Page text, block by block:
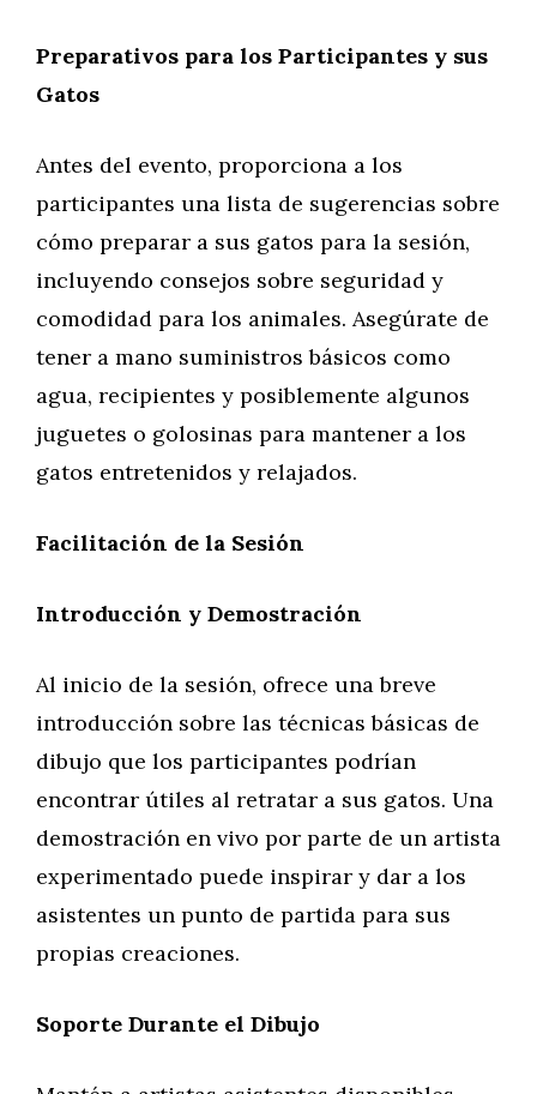
Preparativos para los Participantes y sus
Gatos
Antes del evento, proporciona a los
participantes una lista de sugerencias sobre
cómo preparar a sus gatos para la sesión,
incluyendo consejos sobre seguridad y
comodidad para los animales. Asegúrate de
tener a mano suministros básicos como
agua, recipientes y posiblemente algunos
juguetes o golosinas para mantener a los
gatos entretenidos y relajados.
Facilitación de la Sesión
Introducción y Demostración
Al inicio de la sesión, ofrece una breve
introducción sobre las técnicas básicas de
dibujo que los participantes podrían
encontrar útiles al retratar a sus gatos. Una
demostración en vivo por parte de un artista
experimentado puede inspirar y dar a los
asistentes un punto de partida para sus
propias creaciones.
Soporte Durante el Dibujo